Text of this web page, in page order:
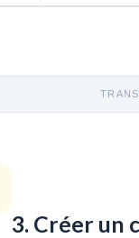
3. Créer un